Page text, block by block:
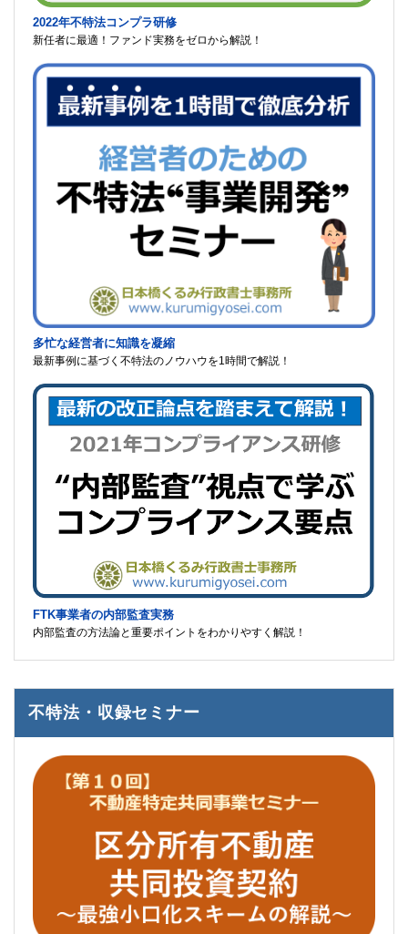
2022年不特法コンプラ研修
新任者に最適！ファンド実務をゼロから解説！
多忙な経営者に知識を凝縮
最新事例に基づく不特法のノウハウを1時間で解説！
FTK事業者の内部監査実務
内部監査の方法論と重要ポイントをわかりやすく解説！
不特法・収録セミナー